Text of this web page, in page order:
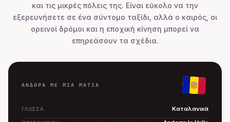
και τις μικρές πόλεις της. Είναι εύκολο να την
εξερευνήσετε σε ένα σύντομο ταξίδι, αλλά ο καιρός, οι
ορεινοί δρόμοι και η εποχική κίνηση μπορεί να
επηρεάσουν τα σχέδια.
ΑΝΔΌΡΑ ΜΕ ΜΙΑ ΜΑΤΙΑ
ΓΛΏΣΣΑ Καταλανικά